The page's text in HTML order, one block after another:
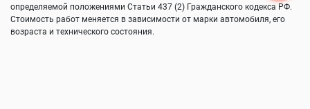
определяемой положениями Статьи 437 (2) Гражданского кодекса РФ.
Стоимость работ меняется в зависимости от марки автомобиля, его
возраста и технического состояния.